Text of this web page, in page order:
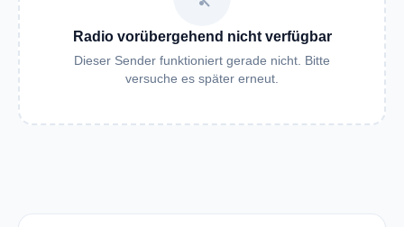
Radio vorübergehend nicht verfügbar
Dieser Sender funktioniert gerade nicht. Bitte
versuche es später erneut.